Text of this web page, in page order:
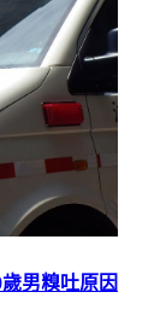
男糗吐原因